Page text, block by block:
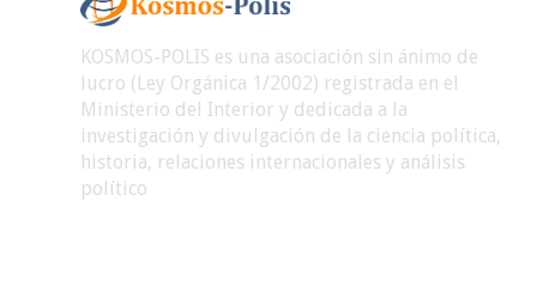
KOSMOS-POLIS es una asociación sin ánimo de
lucro (Ley Orgánica 1/2002) registrada en el
Ministerio del Interior y dedicada a la
investigación y divulgación de la ciencia política,
historia, relaciones internacionales y análisis
político